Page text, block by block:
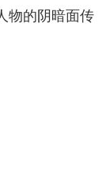
物的阴暗面传